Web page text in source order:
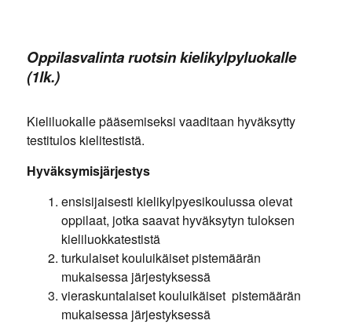
Oppilasvalinta ruotsin kielikylpyluokalle
(1lk.)
Kieliluokalle pääsemiseksi vaaditaan hyväksytty
testitulos kielitestistä.
Hyväksymisjärjestys
ensisijaisesti kielikylpyesikoulussa olevat
oppilaat, jotka saavat hyväksytyn tuloksen
kieliluokkatestistä
turkulaiset kouluikäiset pistemäärän
mukaisessa järjestyksessä
vieraskuntalaiset kouluikäiset pistemäärän
mukaisessa järjestyksessä